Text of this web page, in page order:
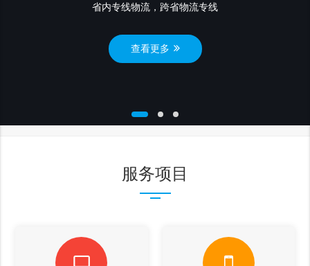
上门服务.物流公司物流公司电话
查看更多
服务项目